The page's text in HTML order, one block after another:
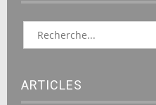
ARTICLES